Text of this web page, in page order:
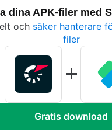
dina APK-filer med
och säker hanterare
filer
Gratis download